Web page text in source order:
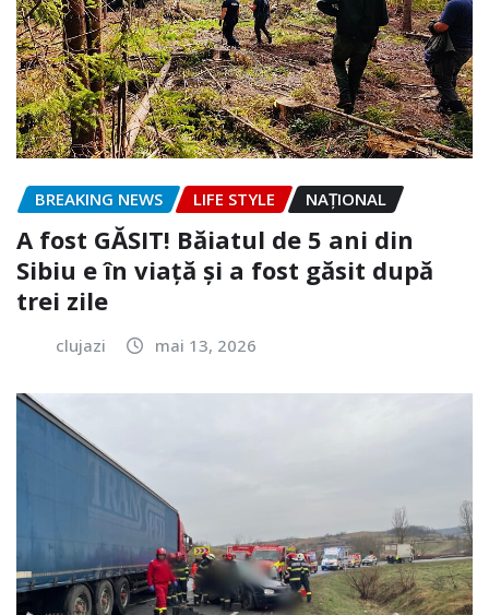
BREAKING NEWS LIFE STYLE NAŢIONAL
A fost GĂSIT! Băiatul de 5 ani din
Sibiu e în viață și a fost găsit după
trei zile
clujazi mai 13, 2026